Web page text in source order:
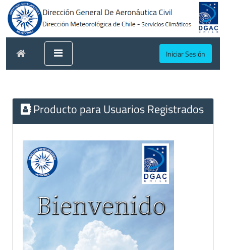
Iniciar Sesión
Producto para Usuarios Registrados